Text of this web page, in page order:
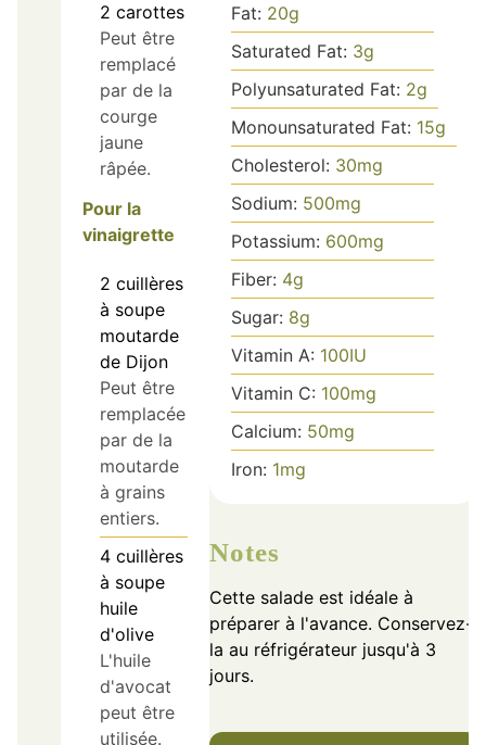
2 carottes
Peut être
remplacé
par de la
courge
jaune
râpée.
Pour la
vinaigrette
2 cuillères
à soupe
moutarde
de Dijon
Peut être
remplacée
par de la
moutarde
à grains
entiers.
4 cuillères
à soupe
huile
d'olive
L'huile
d'avocat
peut être
utilisée.
Fat: 20g
Saturated Fat: 3g
Polyunsaturated Fat: 2g
Monounsaturated Fat: 15g
Cholesterol: 30mg
Sodium: 500mg
Potassium: 600mg
Fiber: 4g
Sugar: 8g
Vitamin A: 100IU
Vitamin C: 100mg
Calcium: 50mg
Iron: 1mg
Notes
Cette salade est idéale à
préparer à l'avance. Conservez-
la au réfrigérateur jusqu'à 3
jours.